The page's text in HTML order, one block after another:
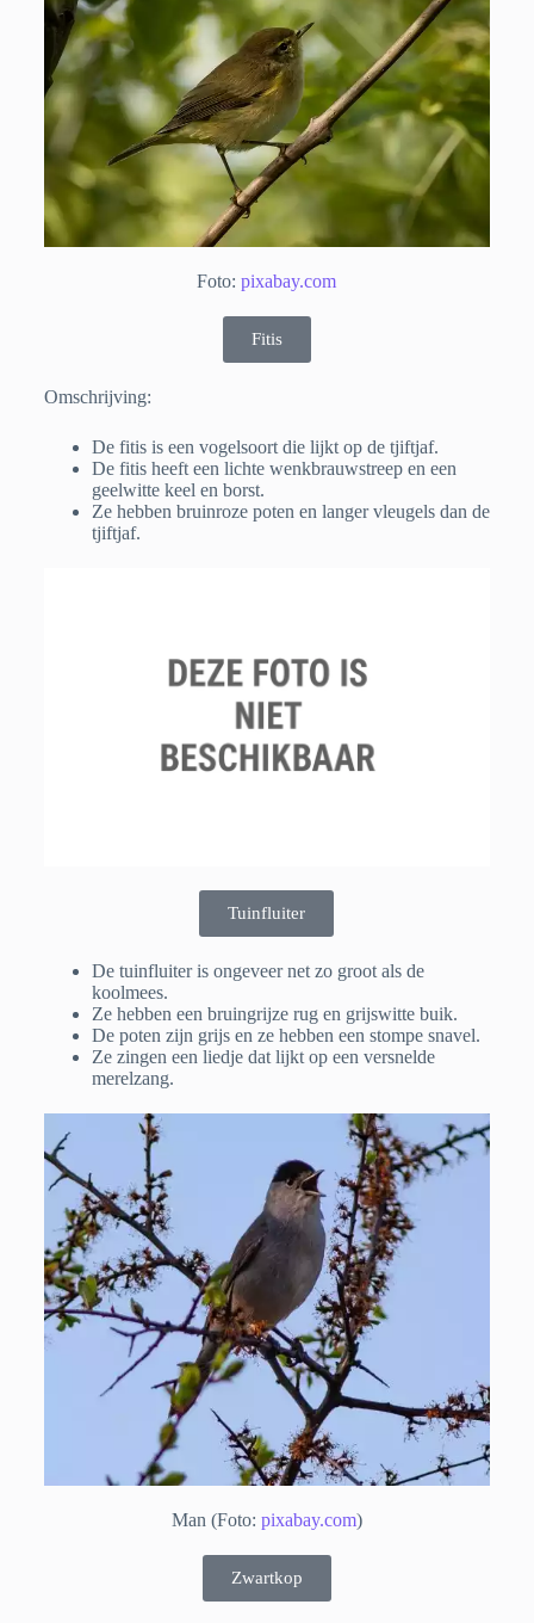
Foto:pixabay.com
Fitis
Omschrijving:
De fitis is een vogelsoort die lijkt op de tjiftjaf.
De fitis heeft een lichte wenkbrauwstreep en een
geelwitte keel en borst.
Ze hebben bruinroze poten en langer vleugels dan de
tjiftjaf.
Tuinfluiter
De tuinfluiter is ongeveer net zo groot als de
koolmees.
Ze hebben een bruingrijze rug en grijswitte buik.
De poten zijn grijs en ze hebben een stompe snavel.
Ze zingen een liedje dat lijkt op een versnelde
merelzang.
Man (Foto: pixabay.com)
Zwartkop